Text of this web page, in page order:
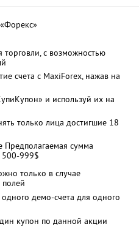
торговли, с возможностью
счета с MaxiForex, нажав на
и используй их на
только лица достигшие 18
Предполагаемая сумма
500-999$
только в случае
полей
демо-счета для одного
купон по данной акции